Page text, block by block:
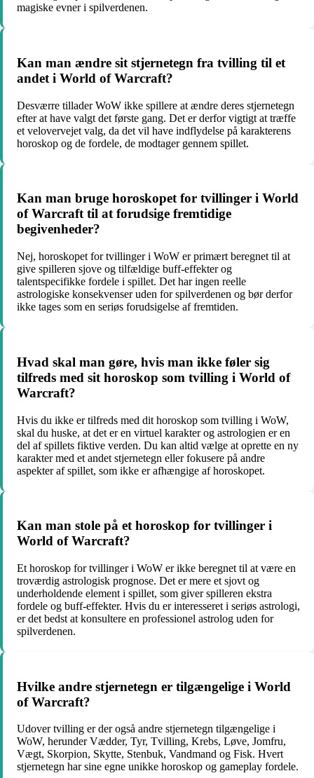
magiske evner i spilverdenen.
Kan man ændre sit stjernetegn fra tvilling til et
andet i World of Warcraft?
Desværre tillader WoW ikke spillere at ændre deres stjernetegn
efter at have valgt det første gang. Det er derfor vigtigt at træffe
et velovervejet valg, da det vil have indflydelse på karakterens
horoskop og de fordele, de modtager gennem spillet.
Kan man bruge horoskopet for tvillinger i World
of Warcraft til at forudsige fremtidige
begivenheder?
Nej, horoskopet for tvillinger i WoW er primært beregnet til at
give spilleren sjove og tilfældige buff-effekter og
talentspecifikke fordele i spillet. Det har ingen reelle
astrologiske konsekvenser uden for spilverdenen og bør derfor
ikke tages som en seriøs forudsigelse af fremtiden.
Hvad skal man gøre, hvis man ikke føler sig
tilfreds med sit horoskop som tvilling i World of
Warcraft?
Hvis du ikke er tilfreds med dit horoskop som tvilling i WoW,
skal du huske, at det er en virtuel karakter og astrologien er en
del af spillets fiktive verden. Du kan altid vælge at oprette en ny
karakter med et andet stjernetegn eller fokusere på andre
aspekter af spillet, som ikke er afhængige af horoskopet.
Kan man stole på et horoskop for tvillinger i
World of Warcraft?
Et horoskop for tvillinger i WoW er ikke beregnet til at være en
troværdig astrologisk prognose. Det er mere et sjovt og
underholdende element i spillet, som giver spilleren ekstra
fordele og buff-effekter. Hvis du er interesseret i seriøs astrologi,
er det bedst at konsultere en professionel astrolog uden for
spilverdenen.
Hvilke andre stjernetegn er tilgængelige i World
of Warcraft?
Udover tvilling er der også andre stjernetegn tilgængelige i
WoW, herunder Vædder, Tyr, Tvilling, Krebs, Løve, Jomfru,
Vægt, Skorpion, Skytte, Stenbuk, Vandmand og Fisk. Hvert
stjernetegn har sine egne unikke horoskop og gameplay fordele.